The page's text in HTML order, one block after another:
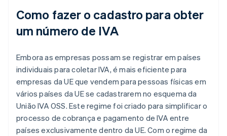
Como fazer o cadastro para obter
um número de IVA
Embora as empresas possam se registrar em países
individuais para coletar IVA, é mais eficiente para
empresas da UE que vendem para pessoas físicas em
vários países da UE se cadastrarem no esquema da
União IVA OSS. Este regime foi criado para simplificar o
processo de cobrança e pagamento de IVA entre
países exclusivamente dentro da UE. Com o regime da